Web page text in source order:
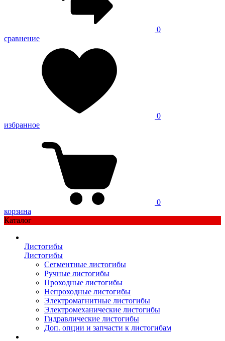
0
сравнение
0
избранное
0
корзина
Каталог
Листогибы
Листогибы
Сегментные листогибы
Ручные листогибы
Проходные листогибы
Непроходные листогибы
Электромагнитные листогибы
Электромеханические листогибы
Гидравлические листогибы
Доп. опции и запчасти к листогибам